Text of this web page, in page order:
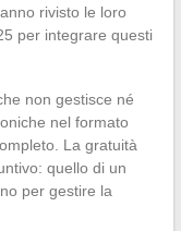
rivisto le loro
per integrare questi
non gestisce né
nel formato
La gratuità
quello di un
per gestire la